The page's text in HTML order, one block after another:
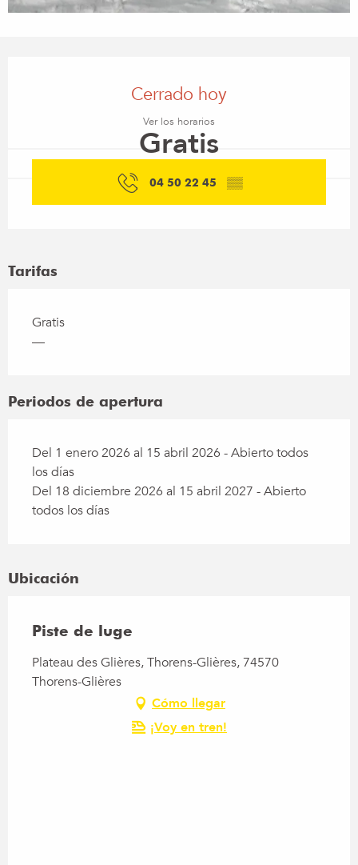
Cerrado hoy
Ver los horarios
Gratis
04 50 22 45 ▒▒
Tarifas
Gratis
—
Periodos de apertura
Del 1 enero 2026 al 15 abril 2026 - Abierto todos
los días
Del 18 diciembre 2026 al 15 abril 2027 - Abierto
todos los días
Ubicación
Piste de luge
Plateau des Glières, Thorens-Glières, 74570
Thorens-Glières
Cómo llegar
¡Voy en tren!